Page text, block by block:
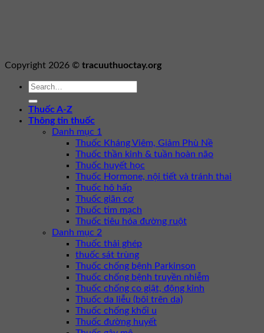
Copyright 2026 © tracuuthuoctay.org
Thuốc A-Z
Thông tin thuốc
Danh mục 1
Thuốc Kháng Viêm, Giảm Phù Nề
Thuốc thần kinh & tuần hoàn não
Thuốc huyết học
Thuốc Hormone, nội tiết và tránh thai
Thuốc hô hấp
Thuốc giãn cơ
Thuốc tim mạch
Thuốc tiêu hóa đường ruột
Danh mục 2
Thuốc thải ghép
thuốc sát trùng
Thuốc chống bệnh Parkinson
Thuốc chống bệnh truyền nhiễm
Thuốc chống co giật, động kinh
Thuốc da liễu (bôi trên da)
Thuốc chống khối u
Thuốc đường huyết